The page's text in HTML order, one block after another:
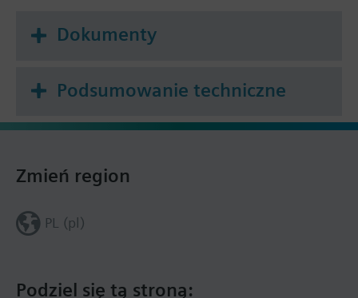
Dokumenty
Podsumowanie techniczne
Podziel się tą stroną:
Zmień region
PL (pl)